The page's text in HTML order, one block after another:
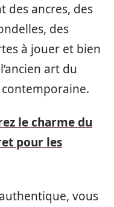
des ancres, des
des
à jouer et bien
art du
le charme du
pour les
vous